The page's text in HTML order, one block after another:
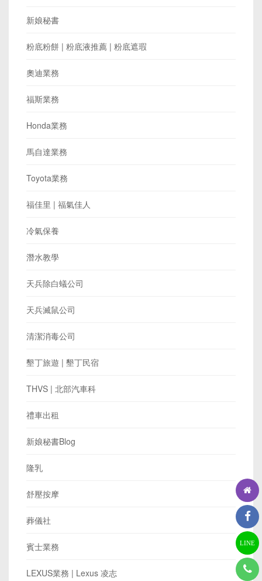
新娘秘書
粉底粉餅 | 粉底液推薦 | 粉底遮瑕
奧迪業務
福斯業務
Honda業務
馬自達業務
Toyota業務
福佳里 | 福氣佳人
冷氣保養
潛水教學
天兵除白蟻公司
天兵滅鼠公司
清潔消毒公司
墾丁旅遊 | 墾丁民宿
THVS | 北部汽車科
禮車出租
新娘秘書Blog
隆乳
舒壓按摩
葬儀社
賓士業務
LEXUS業務 | Lexus 凌志
LINE